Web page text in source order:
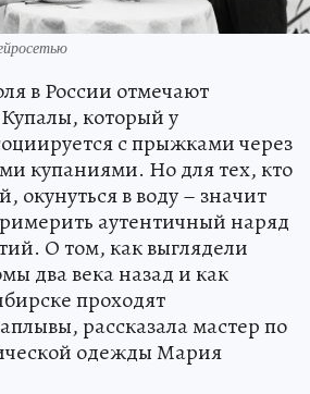
в России отмечают
который у
с прыжками через
купаниями. Но для тех, кто
окунуться в воду – значит
аутентичный наряд
О том, как выглядели
два века назад и как
проходят
рассказала мастер по
одежды Мария